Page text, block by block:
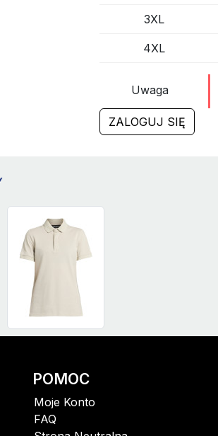
3XL
4XL
Uwaga
ZALOGUJ SIĘ
POMOC
Moje Konto
FAQ